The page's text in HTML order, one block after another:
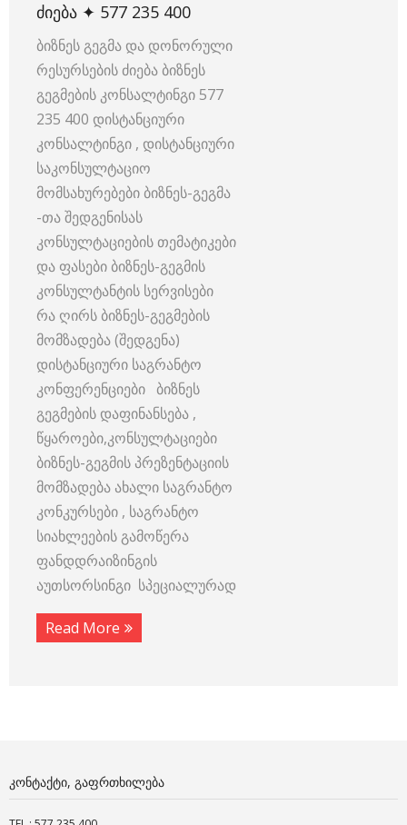
ᲫᲘᲔᲑᲐ ✦ 577 235 400
ბიზნეს გეგმა და დონორული
რესურსების ძიება ბიზნეს
გეგმების კონსალტინგი 577
235 400 დისტანციური
კონსალტინგი , დისტანციური
საკონსულტაციო
მომსახურებები ბიზნეს-გეგმა
-თა შედგენისას
კონსულტაციების თემატიკები
და ფასები ბიზნეს-გეგმის
კონსულტანტის სერვისები
რა ღირს ბიზნეს-გეგმების
მომზადება (შედგენა)
დისტანციური საგრანტო
კონფერენციები ბიზნეს
გეგმების დაფინანსება ,
წყაროები,კონსულტაციები
ბიზნეს-გეგმის პრეზენტაციის
მომზადება ახალი საგრანტო
კონკურსები , საგრანტო
სიახლეების გამოწერა
ფანდდრაიზინგის
აუთსორსინგი სპეციალურად
Read More
ᲙᲝᲜᲢᲐᲥᲢᲘ, ᲒᲐᲤᲠᲗᲮᲘᲚᲔᲑᲐ